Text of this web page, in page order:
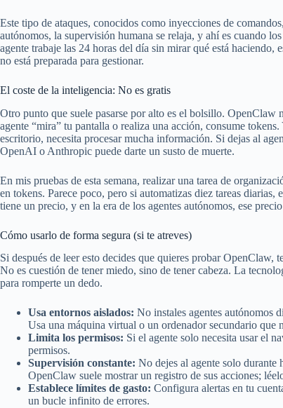
Este tipo de ataques, conocidos como inyecciones de
autónomos, la supervisión humana se relaja, y ahí es cuando
agente trabaje las 24 horas del día sin mirar qué está haciendo,
no está preparada para gestionar.
El coste de la inteligencia: No es gratis
Otro punto que suele pasarse por alto es el bolsillo.
agente “mira” tu pantalla o realiza una acción, consume
escritorio, necesita procesar mucha información. Si dejas al
OpenAI o Anthropic puede darte un susto de muerte.
En mis pruebas de esta semana, realizar una tarea de
en tokens. Parece poco, pero si automatizas diez tareas
tiene un precio, y en la era de los agentes autónomos, ese
Cómo usarlo de forma segura (si te atreves)
Si después de leer esto decides que quieres probar OpenClaw,
No es cuestión de tener miedo, sino de tener cabeza. La
para romperte un dedo.
Usa entornos aislados: No instales agentes autónomos
Usa una máquina virtual o un ordenador secundario que
Limita los permisos: Si el agente solo necesita usar el
permisos.
Supervisión constante: No dejes al agente solo durante
OpenClaw suele mostrar un registro de sus acciones;
Establece límites de gasto: Configura alertas en tu
un bucle infinito de errores.